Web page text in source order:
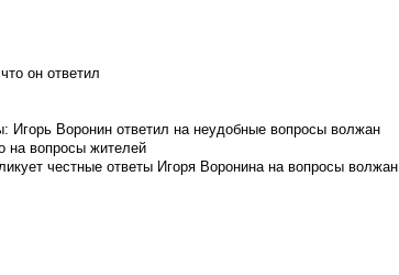
он ответил
Воронин ответил на неудобные вопросы волжан
на вопросы жителей
честные ответы Игоря Воронина на вопросы волжан